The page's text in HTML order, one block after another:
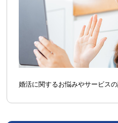
婚活に関するお悩みやサービス